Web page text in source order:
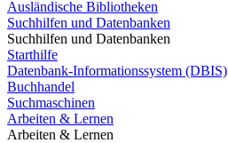
Ausländische Bibliotheken
Suchhilfen und Datenbanken
Suchhilfen und Datenbanken
Starthilfe
Datenbank-Informationssystem (DBIS)
Buchhandel
Suchmaschinen
Arbeiten & Lernen
Arbeiten & Lernen